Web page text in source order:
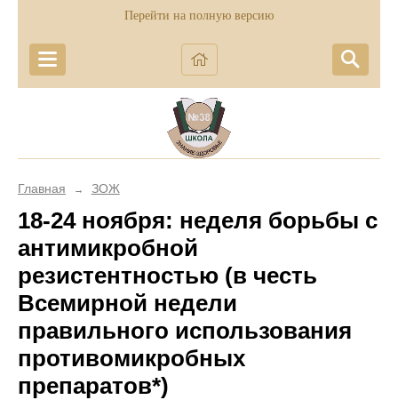
Перейти на полную версию
Главная → ЗОЖ
18-24 ноября: неделя борьбы с
антимикробной
резистентностью (в честь
Всемирной недели
правильного использования
противомикробных
препаратов*)